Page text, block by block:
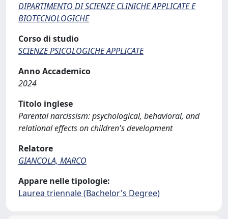
DIPARTIMENTO DI SCIENZE CLINICHE APPLICATE E
BIOTECNOLOGICHE
Corso di studio
SCIENZE PSICOLOGICHE APPLICATE
Anno Accademico
2024
Titolo inglese
Parental narcissism: psychological, behavioral, and
relational effects on children's development
Relatore
GIANCOLA, MARCO
Appare nelle tipologie:
Laurea triennale (Bachelor's Degree)